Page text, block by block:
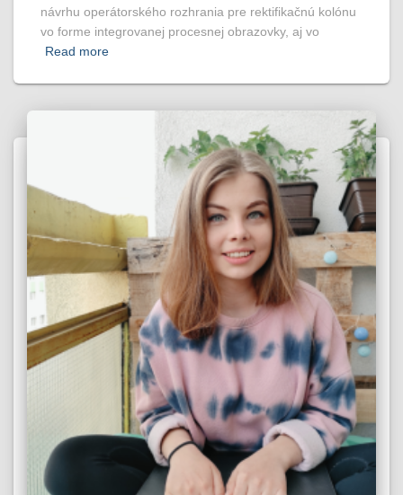
návrhu operátorského rozhrania pre rektifikačnú kolónu
vo forme integrovanej procesnej obrazovky, aj vo
Read more